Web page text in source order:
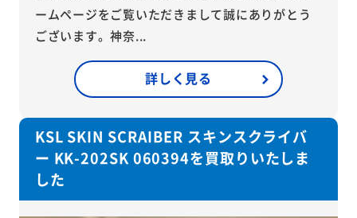
ームページをご覧いただきまして誠にありがとう
ございます。神奈...
詳しく見る
KSL SKIN SCRAIBER スキンスクライバ
ー KK-202SK 060394を買取りいたしま
した